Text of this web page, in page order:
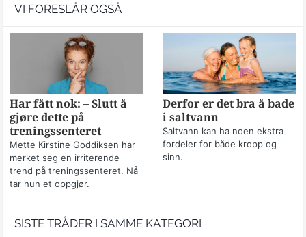
VI FORESLÅR OGSÅ
Har fått nok: – Slutt å
gjøre dette på
treningssenteret
Mette Kirstine Goddiksen har
merket seg en irriterende
trend på treningssenteret. Nå
tar hun et oppgjør.
Derfor er det bra å bade
i saltvann
Saltvann kan ha noen ekstra
fordeler for både kropp og
sinn.
SISTE TRÅDER I SAMME KATEGORI